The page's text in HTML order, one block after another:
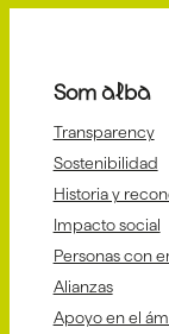
Som alba
Transparency
Sostenibilidad
Historia y
Impacto social
Personas con
Alianzas
Apoyo en el